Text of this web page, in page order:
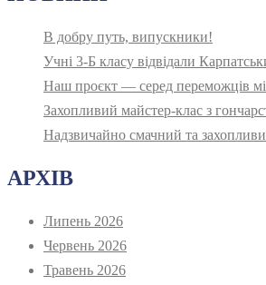
В добру путь, випускники!
Учні 3-Б класу відвідали
Наш проєкт — серед переможців
Захопливий майстер-клас з
Надзвичайно смачний та
АРХІВ
Липень 2026
Червень 2026
Травень 2026